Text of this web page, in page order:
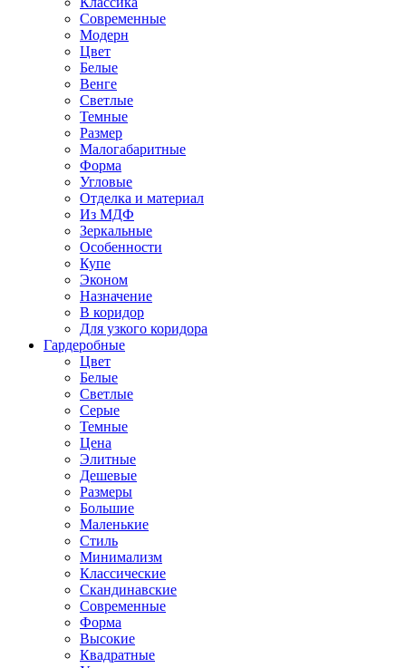
Современные
Модерн
Цвет
Белые
Венге
Светлые
Темные
Размер
Малогабаритные
Форма
Угловые
Отделка и материал
Из МДФ
Зеркальные
Особенности
Купе
Эконом
Назначение
В коридор
Для узкого коридора
Гардеробные
Цвет
Белые
Светлые
Серые
Темные
Цена
Элитные
Дешевые
Размеры
Большие
Маленькие
Стиль
Минимализм
Классические
Скандинавские
Современные
Форма
Высокие
Квадратные